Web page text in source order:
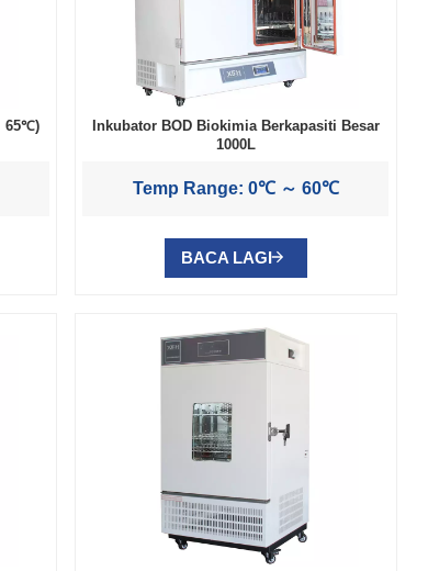
65℃)
Inkubator BOD Biokimia Berkapasiti Besar
1000L
Temp Range: 0℃ ～ 60℃
BACA LAGI